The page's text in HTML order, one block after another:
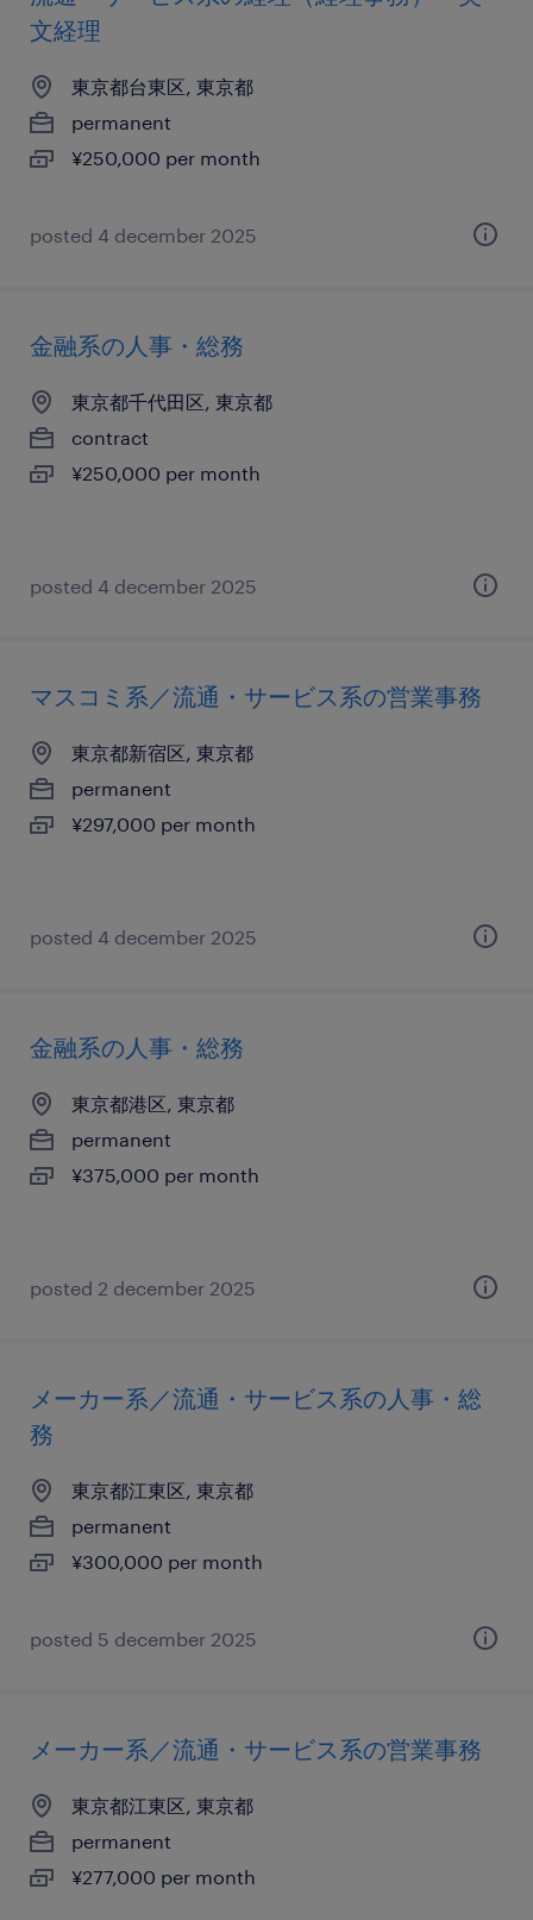
文経理
東京都台東区, 東京都
permanent
¥250,000 per month
posted 4 december 2025
金融系の人事・総務
東京都千代田区, 東京都
contract
¥250,000 per month
posted 4 december 2025
マスコミ系／流通・サービス系の営業事務
東京都新宿区, 東京都
permanent
¥297,000 per month
posted 4 december 2025
金融系の人事・総務
東京都港区, 東京都
permanent
¥375,000 per month
posted 2 december 2025
メーカー系／流通・サービス系の人事・総
務
東京都江東区, 東京都
permanent
¥300,000 per month
posted 5 december 2025
メーカー系／流通・サービス系の営業事務
東京都江東区, 東京都
permanent
¥277,000 per month